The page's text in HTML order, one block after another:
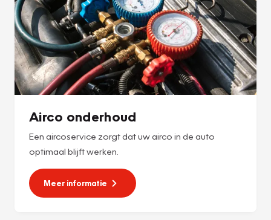
Airco onderhoud
Een aircoservice zorgt dat uw airco in de auto
optimaal blijft werken.
Meer informatie